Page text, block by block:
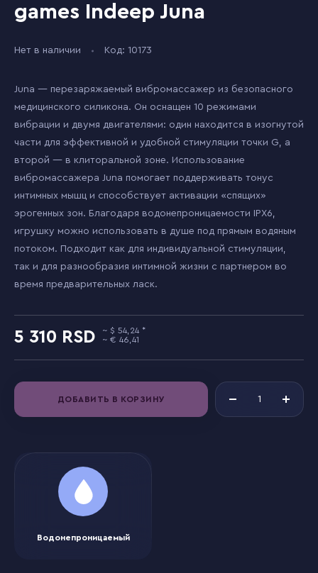
games Indeep Juna
Нет в наличии Код: 10173
Juna — перезаряжаемый вибромассажер из безопасного
медицинского силикона. Он оснащен 10 режимами
вибрации и двумя двигателями: один находится в изогнутой
части для эффективной и удобной стимуляции точки G, а
второй — в клиторальной зоне. Использование
вибромассажера Juna помогает поддерживать тонус
интимных мышц и способствует активации «спящих»
эрогенных зон. Благодаря водонепроницаемости IPX6,
игрушку можно использовать в душе под прямым водяным
потоком. Подходит как для индивидуальной стимуляции,
так и для разнообразия интимной жизни с партнером во
время предварительных ласк.
5 310
54,24
46,41
ДОБАВИТЬ В КОРЗИНУ
Водонепроницаемый